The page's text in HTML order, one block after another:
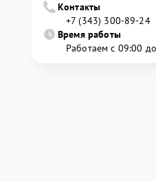
Контакты
+7 (343) 300-89-24
Время работы
Работаем с 09:00